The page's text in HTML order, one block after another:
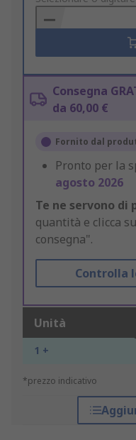
Basket
Consegna
da 60,00 €
Fornito dal
Pronto per la
agosto 2026
Te ne servono di
quantità e clicca
consegna".
Controlla
Unità
1 +
*prezzo indicativo